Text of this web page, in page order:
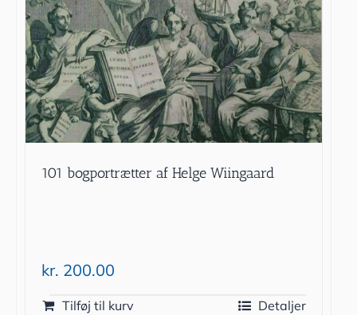
101 bogportrætter af Helge Wiingaard
kr. 200.00
Tilføj til kurv Detaljer